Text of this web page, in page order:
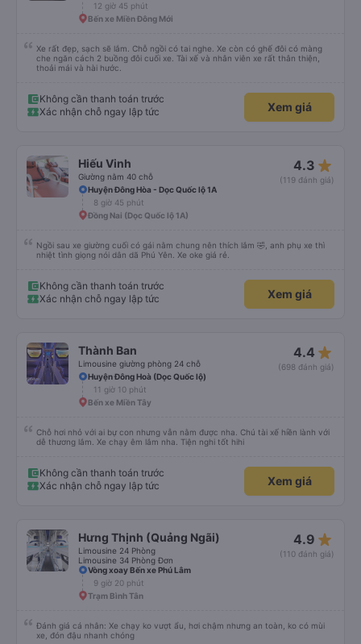
12 giờ 45 phút
Bến xe Miền Đông Mới
Xe rất đẹp, sạch sẽ lắm. Chỗ ngồi có tai nghe. Xe còn có ghế đôi có màng
che ngăn cách 2 buồng đôi cuối xe. Tài xế và nhân viên xe rất thân thiện,
thoải mái và hài hước.
Không cần thanh toán trước
Xác nhận chỗ ngay lập tức
Xem giá
Hiếu Vinh
Giường nằm 40 chỗ
4.3 star_rate
(119 đánh giá)
Huyện Đông Hòa - Dọc Quốc lộ 1A
8 giờ 45 phút
Đồng Nai (Dọc Quốc lộ 1A)
Ngồi sau xe giường cuối có gái nằm chung nên thích lắm 🤣, anh phụ xe thì
nhiệt tình giọng nói dân dã Phú Yên. Xe oke giá rẻ.
Không cần thanh toán trước
Xác nhận chỗ ngay lập tức
Xem giá
Thành Ban
Limousine giường phòng 24 chỗ
4.4 star_rate
(698 đánh giá)
Huyện Đông Hoà (Dọc Quốc lộ)
11 giờ 10 phút
Bến xe Miền Tây
Chỗ hơi nhỏ với ai bự con nhưng vẫn nằm được nha. Chú tài xế hiền lành với
dễ thương lắm. Xe chạy êm lắm nha. Tiện nghi tốt hihi
Không cần thanh toán trước
Xác nhận chỗ ngay lập tức
Xem giá
Hưng Thịnh (Quảng Ngãi)
Limousine 24 Phòng
Limousine 34 Phòng Đơn
4.9 star_rate
(110 đánh giá)
Vòng xoay Bến xe Phú Lâm
9 giờ 20 phút
Trạm Bình Tân
Đánh giá cá nhân: Xe chạy ko vượt ẩu, hơi chậm nhưng an toàn, ko có mùi
xe, đón đậu nhanh chóng